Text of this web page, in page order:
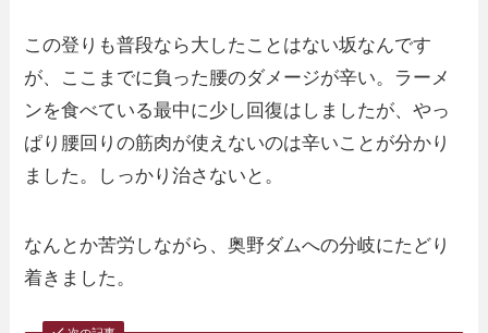
この登りも普段なら大したことはない坂なんです
が、ここまでに負った腰のダメージが辛い。ラーメ
ンを食べている最中に少し回復はしましたが、やっ
ぱり腰回りの筋肉が使えないのは辛いことが分かり
ました。しっかり治さないと。
なんとか苦労しながら、奥野ダムへの分岐にたどり
着きました。